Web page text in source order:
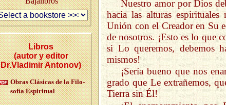
Nuestro amor por Dios
hacia las alturas
Unión con el Creador en Su
de nosotros. ¡Esto es lo que
si Lo queremos, debemos
mismos!
¡Sería bueno que nos
grado que Le extrañemos,
Tierra sin Él!
Libros
(autor y editor
Dr.Vladimir Antonov)
Obras Clá­si­cas de la Fi­lo­
so­fía Es­pi­ri­tual